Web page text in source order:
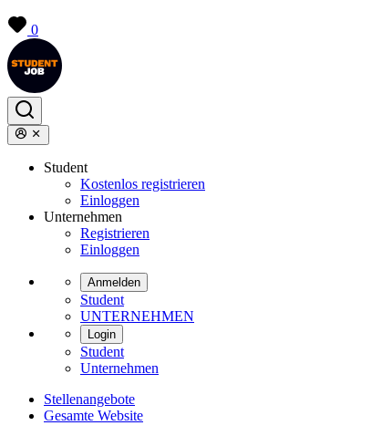
0
Student
Kostenlos registrieren
Einloggen
Unternehmen
Registrieren
Einloggen
Anmelden
Student
UNTERNEHMEN
Login
Student
Unternehmen
Stellenangebote
Gesamte Website